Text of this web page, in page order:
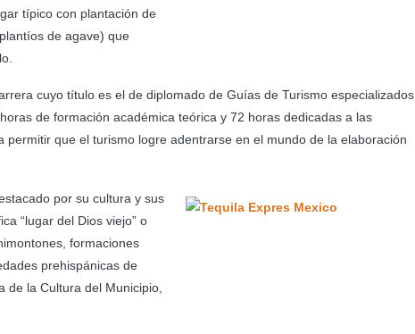
típico con plantación de
de agave) que
cuyo título es el de diplomado de Guías de Turismo especializados
de formación académica teórica y 72 horas dedicadas a las
que el turismo logre adentrarse en el mundo de la elaboración
por su cultura y sus
“lugar del Dios viejo” o
formaciones
prehispánicas de
de la Cultura del Municipio,